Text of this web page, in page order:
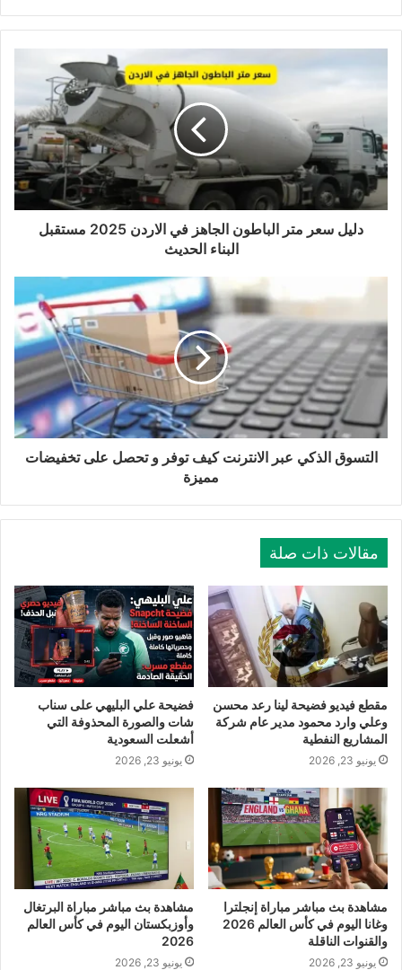
دليل سعر متر الباطون الجاهز في الاردن 2025 مستقبل
البناء الحديث
التسوق الذكي عبر الانترنت كيف توفر و تحصل على تخفيضات
مميزة
مقالات ذات صلة
مقطع فيديو فضيحة لينا رعد محسن
وعلي وارد محمود مدير عام شركة
المشاريع النفطية
يونيو 23, 2026
فضيحة علي البليهي على سناب
شات والصورة المحذوفة التي
أشعلت السعودية
يونيو 23, 2026
مشاهدة بث مباشر مباراة إنجلترا
وغانا اليوم في كأس العالم 2026
والقنوات الناقلة
يونيو 23, 2026
مشاهدة بث مباشر مباراة البرتغال
وأوزبكستان اليوم في كأس العالم
2026
يونيو 23, 2026